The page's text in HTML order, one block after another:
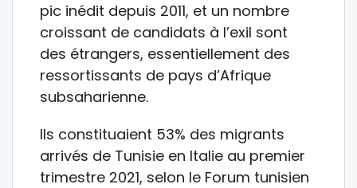
pic inédit depuis 2011, et un nombre
croissant de candidats à l’exil sont
des étrangers, essentiellement des
ressortissants de pays d’Afrique
subsaharienne.
Ils constituaient 53% des migrants
arrivés de Tunisie en Italie au premier
trimestre 2021, selon le Forum tunisien